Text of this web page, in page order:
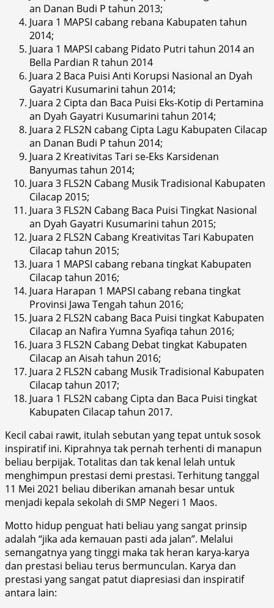
an Danan Budi P tahun 2013;
Juara 1 MAPSI cabang rebana Kabupaten tahun
2014;
Juara 1 MAPSI cabang Pidato Putri tahun 2014 an
Bella Pardian R tahun 2014
Juara 2 Baca Puisi Anti Korupsi Nasional an Dyah
Gayatri Kusumarini tahun 2014;
Juara 2 Cipta dan Baca Puisi Eks-Kotip di Pertamina
an Dyah Gayatri Kusumarini tahun 2014;
Juara 2 FLS2N cabang Cipta Lagu Kabupaten Cilacap
an Danan Budi P tahun 2014;
Juara 2 Kreativitas Tari se-Eks Karsidenan
Banyumas tahun 2014;
Juara 3 FLS2N Cabang Musik Tradisional Kabupaten
Cilacap 2015;
Juara 3 FLS2N Cabang Baca Puisi Tingkat Nasional
an Dyah Gayatri Kusumarini tahun 2015;
Juara 2 FLS2N Cabang Kreativitas Tari Kabupaten
Cilacap tahun 2015;
Juara 1 MAPSI cabang rebana tingkat Kabupaten
Cilacap tahun 2016;
Juara Harapan 1 MAPSI cabang rebana tingkat
Provinsi Jawa Tengah tahun 2016;
Juara 2 FLS2N cabang Baca Puisi tingkat Kabupaten
Cilacap an Nafira Yumna Syafiqa tahun 2016;
Juara 3 FLS2N Cabang Debat tingkat Kabupaten
Cilacap an Aisah tahun 2016;
Juara 2 FLS2N cabang Musik Tradisional Kabupaten
Cilacap tahun 2017;
Juara 1 FLS2N cabang Cipta dan Baca Puisi tingkat
Kabupaten Cilacap tahun 2017.
Kecil cabai rawit, itulah sebutan yang tepat untuk sosok
inspiratif ini. Kiprahnya tak pernah terhenti di manapun
beliau berpijak. Totalitas dan tak kenal lelah untuk
menghimpun prestasi demi prestasi. Terhitung tanggal
11 Mei 2021 beliau diberikan amanah besar untuk
menjadi kepala sekolah di SMP Negeri 1 Maos.
Motto hidup penguat hati beliau yang sangat prinsip
adalah “jika ada kemauan pasti ada jalan”. Melalui
semangatnya yang tinggi maka tak heran karya-karya
dan prestasi beliau terus bermunculan. Karya dan
prestasi yang sangat patut diapresiasi dan inspiratif
antara lain: